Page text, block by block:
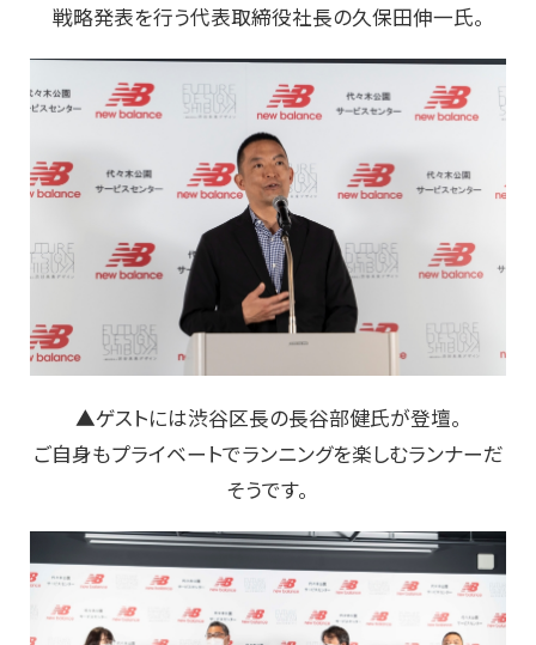
戦略発表を行う代表取締役社長の久保田伸一氏。
▲ゲストには渋谷区長の長谷部健氏が登壇。
ご自身もプライベートでランニングを楽しむランナーだ
そうです。